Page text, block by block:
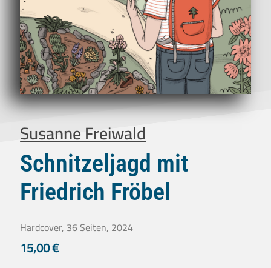
Susanne Freiwald
Schnitzeljagd mit
Friedrich Fröbel
Hardcover, 36 Seiten, 2024
15,00€